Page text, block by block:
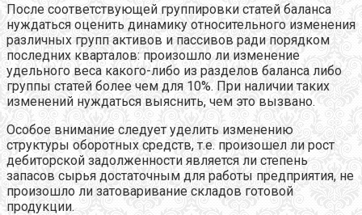
После соответствующей группировки статей баланса
нуждаться оценить динамику относительного изменения
различных групп активов и пассивов ради порядком
последних кварталов: произошло ли изменение
удельного веса какого-либо из разделов баланса либо
группы статей более чем для 10%. При наличии таких
изменений нуждаться выяснить, чем это вызвано.
Особое внимание следует уделить изменению
структуры оборотных средств, т.е. произошел ли рост
дебиторской задолженности является ли степень
запасов сырья достаточным для работы предприятия, не
произошло ли затоваривание складов готовой
продукции.